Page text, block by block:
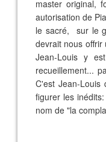
master original,
autorisation de
le sacré, sur le
devrait nous
Jean-Louis y
recueillement...
C'est Jean-
figurer les
nom de "la